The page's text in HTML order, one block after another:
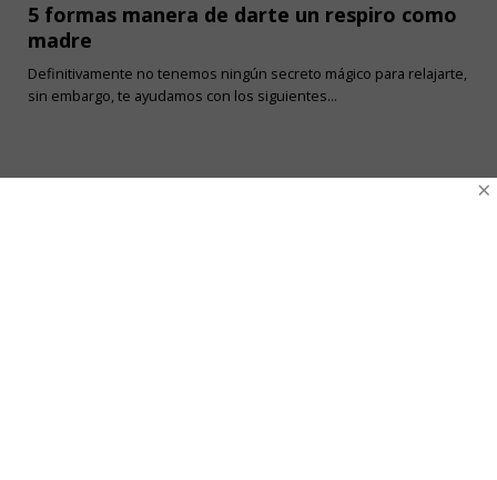
5 formas manera de darte un respiro como
madre
Definitivamente no tenemos ningún secreto mágico para relajarte,
sin embargo, te ayudamos con los siguientes...
×